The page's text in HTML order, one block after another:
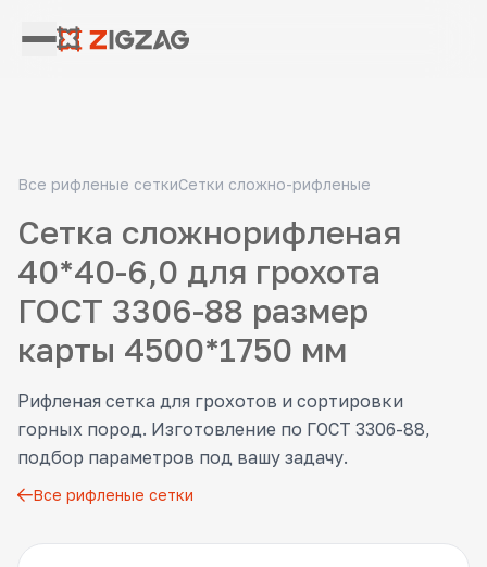
Все рифленые сеткиСетки сложно-рифленые
Сетка сложнорифленая
40*40-6,0 для грохота
ГОСТ 3306-88 размер
карты 4500*1750 мм
Рифленая сетка для грохотов и сортировки
горных пород. Изготовление по ГОСТ 3306-88,
подбор параметров под вашу задачу.
Все рифленые сетки